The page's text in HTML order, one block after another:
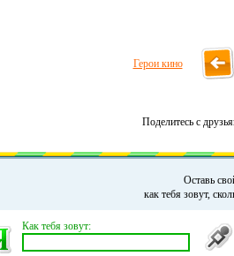
Герои кино
Поделитесь с
Оставь
как тебя зовут,
Как тебя зовут: